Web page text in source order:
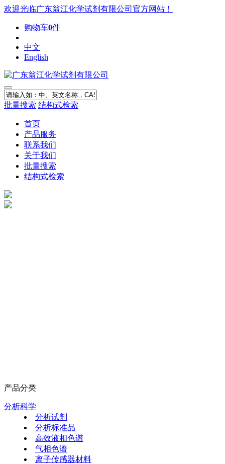
欢迎光临广东翁江化学试剂有限公司官方网站！
购物车0件
中文
English
批量搜索 结构式检索
首页
产品服务
联系我们
关于我们
批量搜索
结构式检索
产品分类
分析科学
分析试剂
分析标准品
高效液相色谱
气相色谱
离子传感器材料